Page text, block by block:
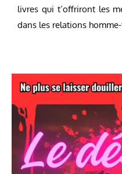
livres qui t’offriront les
dans les relations